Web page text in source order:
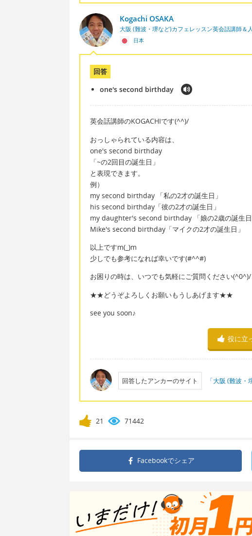
Kogachi OSAKA
大阪 (難波・堺など)カフェレッスン英会話講師＆
日本
回答
one's second birthday
英会話講師のKOGACHIです(^^)/
おっしゃられている内容は、
one's second birthday
「~の2回目の誕生日」
と表現できます。
例）
my second birthday 「私の2才の誕生日」
his second birthday「彼の2才の誕生日」
my daughter's second birthday 「娘の2歳の誕生日
Mike's second birthday「マイクの2才の誕生日」
以上ですm(_)m
少しでも参考になれば幸いです(#^^#)
お困りの時は、いつでも気軽にご質問ください(^0^)/
★★どうぞよろしくお願いもうしあげます★★
see you soon♪
役に立
回答したアンカーのサイト 「大阪 (難波
21 71442
Facebookでシェア